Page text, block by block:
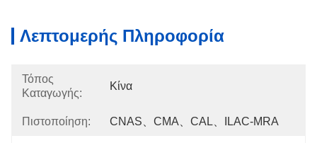
Λεπτομερής Πληροφορία
Τόπος
Καταγωγής:
Κίνα
Πιστοποίηση: CNAS、CMA、CAL、ILAC-MRA